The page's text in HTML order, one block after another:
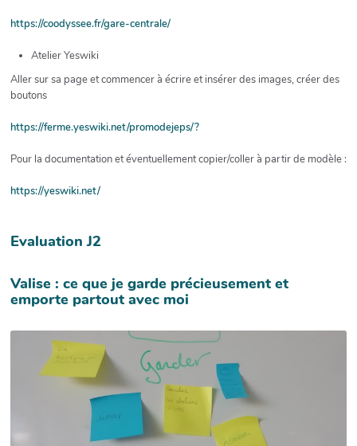
https://coodyssee.fr/gare-centrale/
Atelier Yeswiki
Aller sur sa page et commencer à écrire et insérer des images, créer des
boutons
https://ferme.yeswiki.net/promodejeps/?
Pour la documentation et éventuellement copier/coller à partir de modèle :
https://yeswiki.net/
Evaluation J2
Valise : ce que je garde précieusement et
emporte partout avec moi